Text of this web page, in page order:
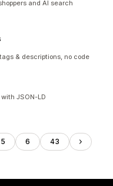
and AI search
& descriptions, no code
JSON-LD
5 6 43